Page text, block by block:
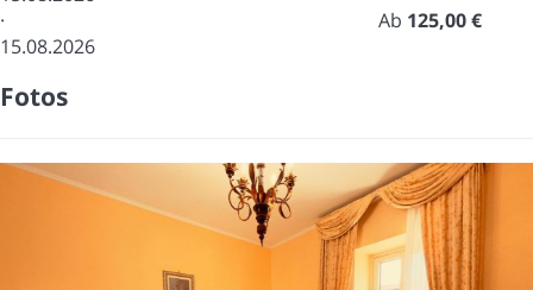
·
15.08.2026
Ab 125,00 €
Fotos